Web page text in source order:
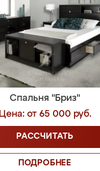
Спальня "Бриз"
Цена: от 65 000 руб.
РАССЧИТАТЬ
ПОДРОБНЕЕ